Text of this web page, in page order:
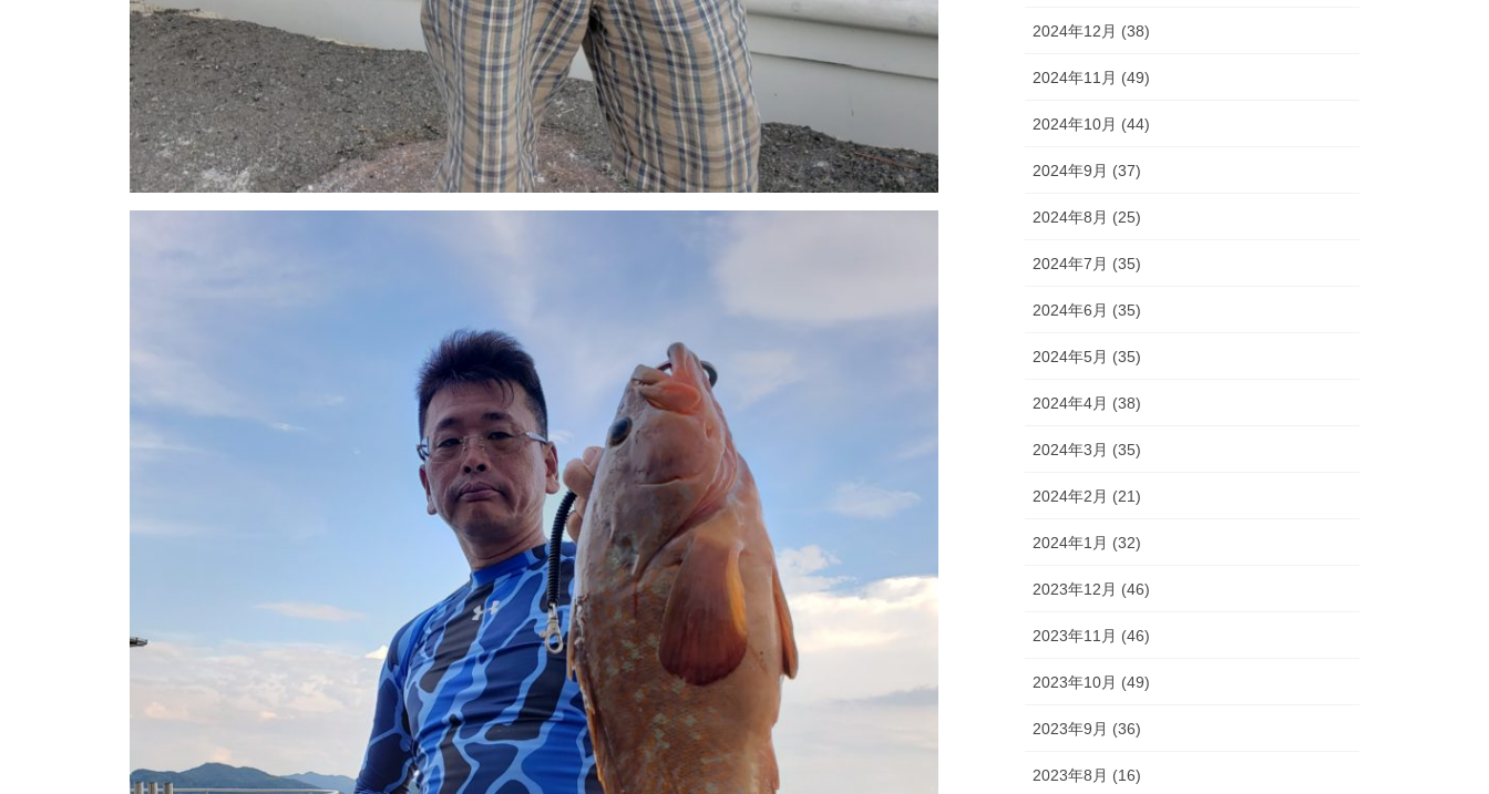
2024年12月 (38)
2024年11月 (49)
2024年10月 (44)
2024年9月 (37)
2024年8月 (25)
2024年7月 (35)
2024年6月 (35)
2024年5月 (35)
2024年4月 (38)
2024年3月 (35)
2024年2月 (21)
2024年1月 (32)
2023年12月 (46)
2023年11月 (46)
2023年10月 (49)
2023年9月 (36)
2023年8月 (16)